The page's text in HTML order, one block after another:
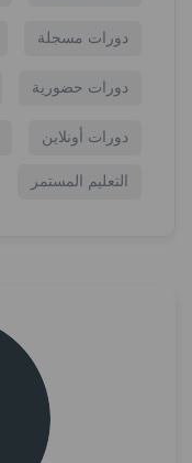
دورات مسجلة
دورات حضورية
دورات أونلاين
التعليم المستمر